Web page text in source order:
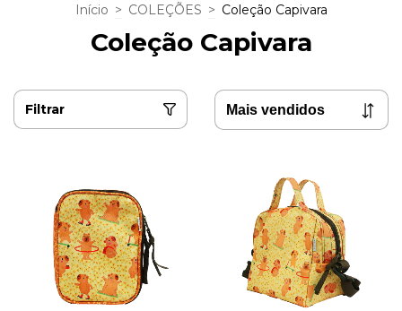
Início > COLEÇÕES > Coleção Capivara
Coleção Capivara
Filtrar